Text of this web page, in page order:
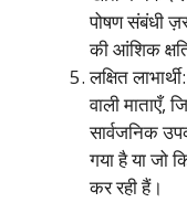
पोषण संबंधी
की आंशिक
लक्षित
वाली माताएँ,
सार्वजनिक
गया है या जो
कर रही हैं।